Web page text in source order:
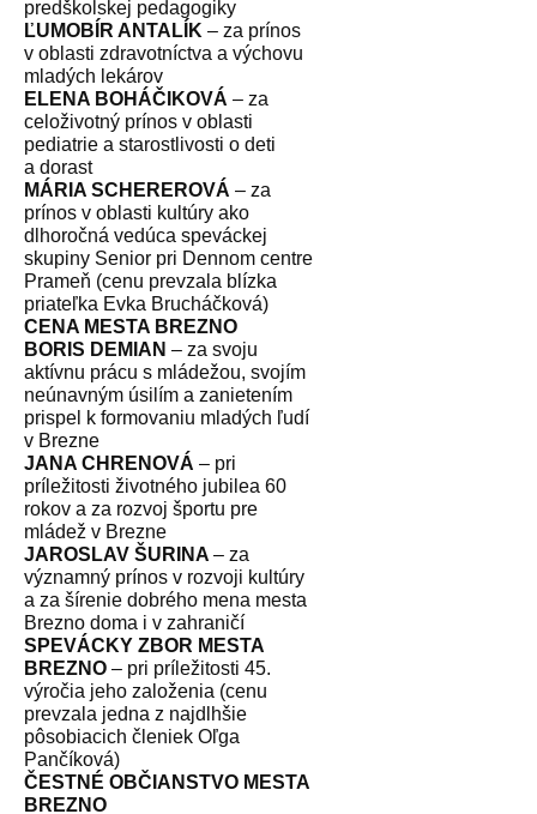
predškolskej pedagogiky
ĽUMOBÍR ANTALÍK – za prínos
v oblasti zdravotníctva a výchovu
mladých lekárov
ELENA BOHÁČIKOVÁ – za
celoživotný prínos v oblasti
pediatrie a starostlivosti o deti
a dorast
MÁRIA SCHEREROVÁ – za
prínos v oblasti kultúry ako
dlhoročná vedúca speváckej
skupiny Senior pri Dennom centre
Prameň (cenu prevzala blízka
priateľka Evka Brucháčková)
CENA MESTA BREZNO
BORIS DEMIAN – za svoju
aktívnu prácu s mládežou, svojím
neúnavným úsilím a zanietením
prispel k formovaniu mladých ľudí
v Brezne
JANA CHRENOVÁ – pri
príležitosti životného jubilea 60
rokov a za rozvoj športu pre
mládež v Brezne
JAROSLAV ŠURINA – za
významný prínos v rozvoji kultúry
a za šírenie dobrého mena mesta
Brezno doma i v zahraničí
SPEVÁCKY ZBOR MESTA
BREZNO – pri príležitosti 45.
výročia jeho založenia (cenu
prevzala jedna z najdlhšie
pôsobiacich členiek Oľga
Pančíková)
ČESTNÉ OBČIANSTVO MESTA
BREZNO